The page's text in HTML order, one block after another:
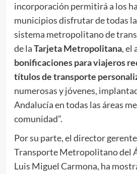
incorporación permitirá a los
municipios disfrutar de todas
sistema metropolitano de
de laTarjeta Metropolitana, el
bonificaciones para viajeros
títulos de transporte
numerosas y jóvenes,
Andalucía en todas las áreas
comunidad”.
Por su parte, el director
Transporte Metropolitano del
Luis Miguel Carmona, ha